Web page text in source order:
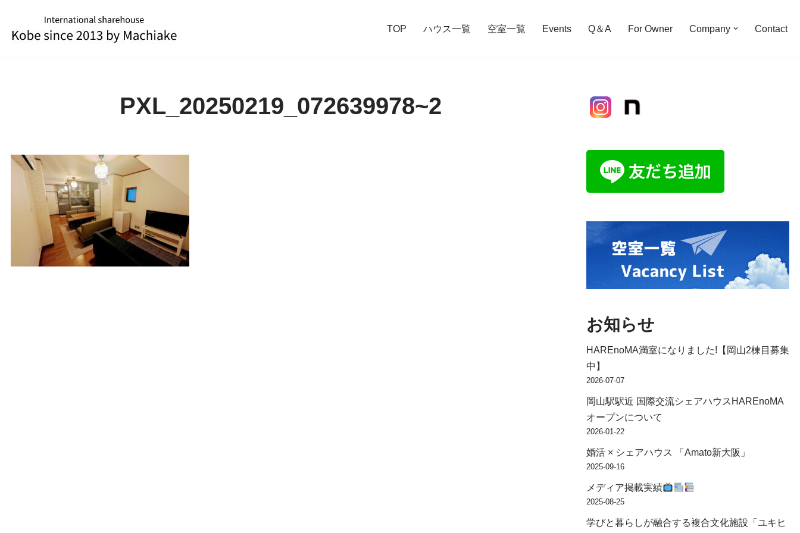
コ
ッ
TOP ハウス一覧 空室一覧 Events Q＆A For Owner Company Contact
PXL_20250219_072639978~2
お知らせ
HAREnoMA満室になりました!【岡山2棟目募集
中】
2026-07-07
岡山駅駅近 国際交流シェアハウスHAREnoMA
オープンについて
2026-01-22
婚活 × シェアハウス 「Amato新大阪」
2025-09-16
メディア掲載実績
2025-08-25
学びと暮らしが融合する複合文化施設「ユキヒ